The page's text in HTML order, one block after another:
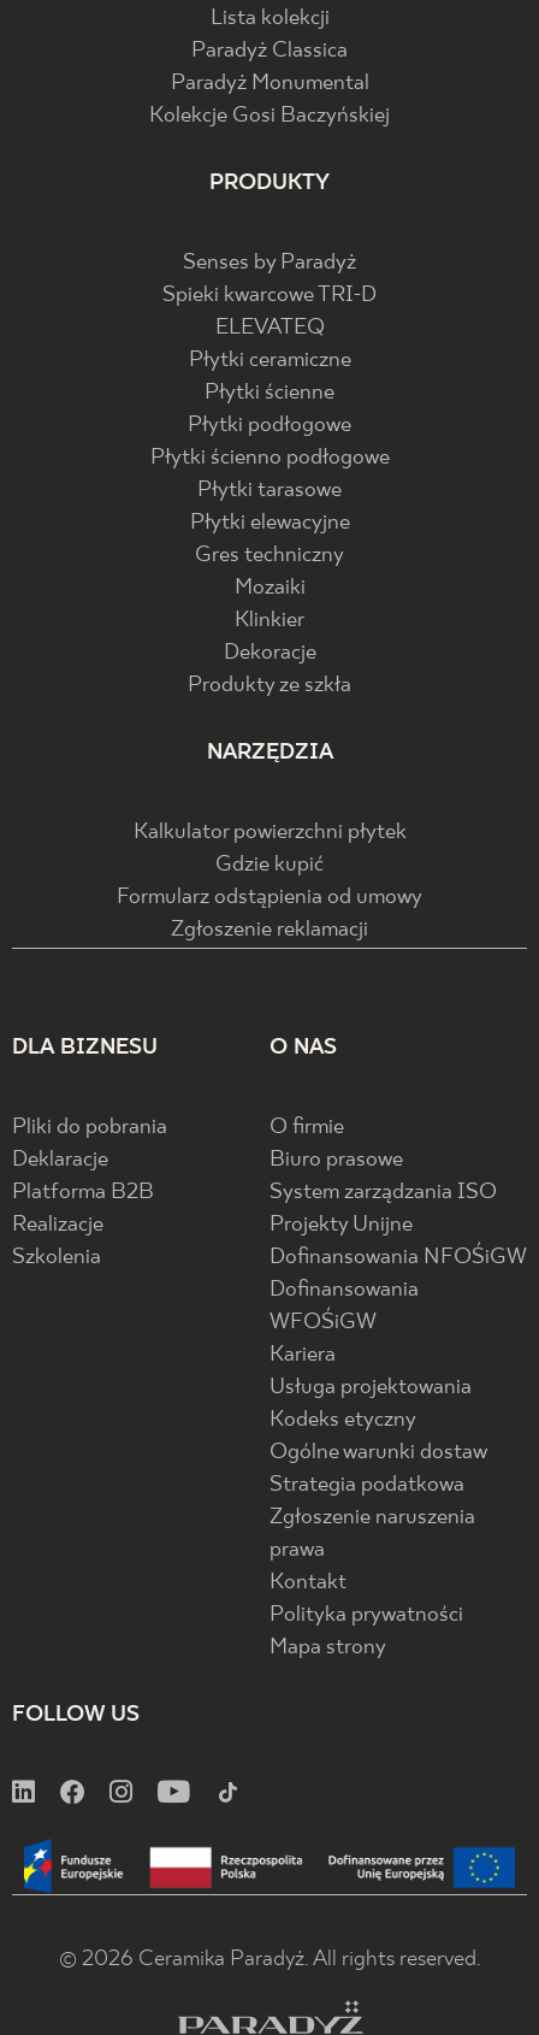
Lista kolekcji
Paradyż Classica
Paradyż Monumental
Kolekcje Gosi Baczyńskiej
PRODUKTY
Senses by Paradyż
Spieki kwarcowe TRI-D
ELEVATEQ
Płytki ceramiczne
Płytki ścienne
Płytki podłogowe
Płytki ścienno podłogowe
Płytki tarasowe
Płytki elewacyjne
Gres techniczny
Mozaiki
Klinkier
Dekoracje
Produkty ze szkła
NARZĘDZIA
Kalkulator powierzchni płytek
Gdzie kupić
Formularz odstąpienia od umowy
Zgłoszenie reklamacji
DLA BIZNESU
Pliki do pobrania
Deklaracje
Platforma B2B
Realizacje
Szkolenia
O NAS
O firmie
Biuro prasowe
System zarządzania ISO
Projekty Unijne
Dofinansowania NFOŚiGW
Dofinansowania
WFOŚiGW
Kariera
Usługa projektowania
Kodeks etyczny
Ogólne warunki dostaw
Strategia podatkowa
Zgłoszenie naruszenia
prawa
Kontakt
Polityka prywatności
Mapa strony
FOLLOW US
© 2026 Ceramika Paradyż. All rights reserved.